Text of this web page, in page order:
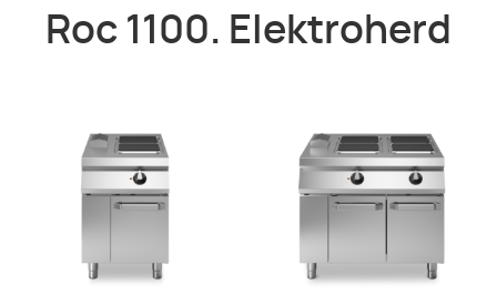
Roc 1100. Elektroherd